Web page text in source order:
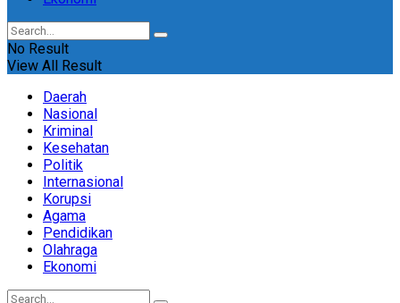
No Result
View All Result
Daerah
Nasional
Kriminal
Kesehatan
Politik
Internasional
Korupsi
Agama
Pendidikan
Olahraga
Ekonomi